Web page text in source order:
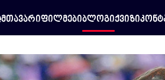
მთავარიფილმებიბლოგიქვიზი